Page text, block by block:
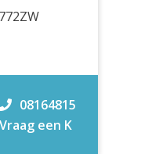
08164815
Vraag een K